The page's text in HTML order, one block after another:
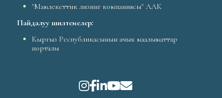
"Мамлекеттик лизинг компаниясы" ААК
Пайдалуу шилтемелер:
Кыргыз Республикасынын ачык маалыматтар
порталы